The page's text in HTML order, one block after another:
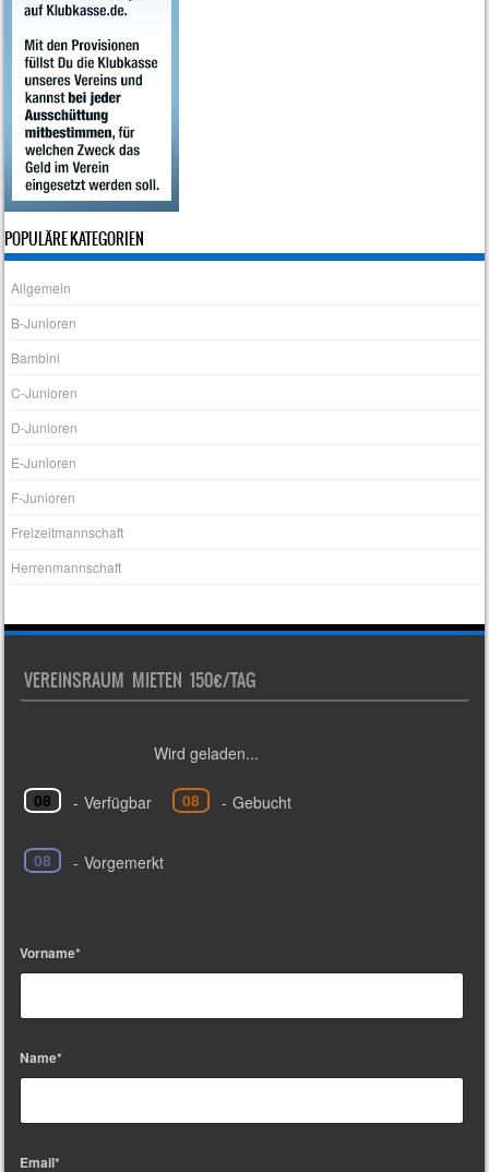
POPULÄRE KATEGORIEN
Allgemein
B-Junioren
Bambini
C-Junioren
D-Junioren
E-Junioren
F-Junioren
Freizeitmannschaft
Herrenmannschaft
VEREINSRAUM MIETEN 150€/TAG
Wird geladen...
08 - Verfügbar 08 - Gebucht
08 - Vorgemerkt
Vorname*
Name*
Email*